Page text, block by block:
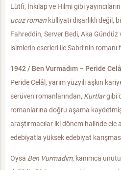
Lütfi, İnkılap ve Hilmi gibi
ucuz roman külliyatı dışarlıklı
Fahreddin, Server Bedi, Aka
isimlerin eserleri ile Sabri’nin romanı
1942 / Ben Vurmadım – Peride Celâl
Peride Celâl, yarım yüzyılı aşkın
serüven romanlarından, Kurtlargibi
romanlarına doğru aşama kaydetmiş
araştırmacılar iki dönem halinde ele
edebiyatla yüksek edebiyat
Oysa Ben Vurmadım, kanımca